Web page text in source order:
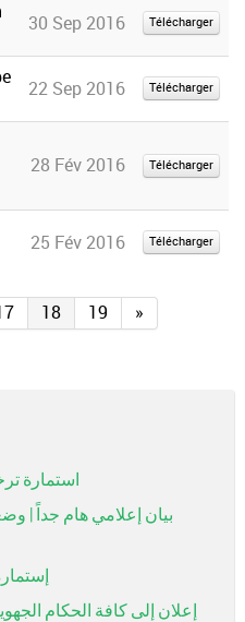
30 Sep 2016 Télécharger
22 Sep 2016 Télécharger
28 Fév 2016 Télécharger
25 Fév 2016 Télécharger
18 19 »
استمارة
بيان إعلامي هام جداً |
إستمارة
إعلان إلى كافة الحكام